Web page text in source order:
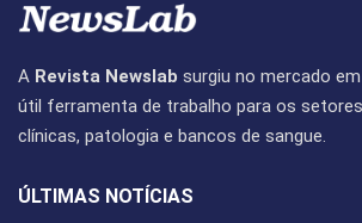
A Revista Newslab surgiu no mercado
útil ferramenta de trabalho para os
clínicas, patologia e bancos de sangue.
ÚLTIMAS NOTÍCIAS